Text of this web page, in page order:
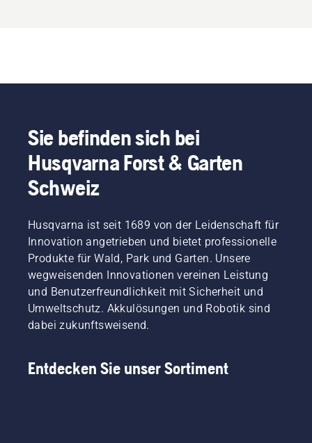
Sie befinden sich bei
Husqvarna Forst & Garten
Schweiz
Husqvarna ist seit 1689 von der Leidenschaft für
Innovation angetrieben und bietet professionelle
Produkte für Wald, Park und Garten. Unsere
wegweisenden Innovationen vereinen Leistung
und Benutzerfreundlichkeit mit Sicherheit und
Umweltschutz. Akkulösungen und Robotik sind
dabei zukunftsweisend.
Entdecken Sie unser Sortiment